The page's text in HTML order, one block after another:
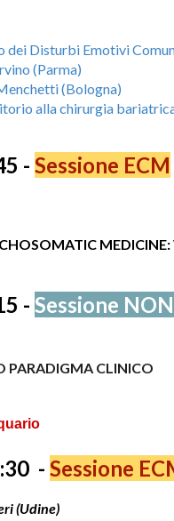
dei Disturbi Emotivi
(Parma)
(Bologna)
alla chirurgia
- Sessione ECM
5 - Sessione NON
PARADIGMA CLINICO
30- Sessione
(Udine)